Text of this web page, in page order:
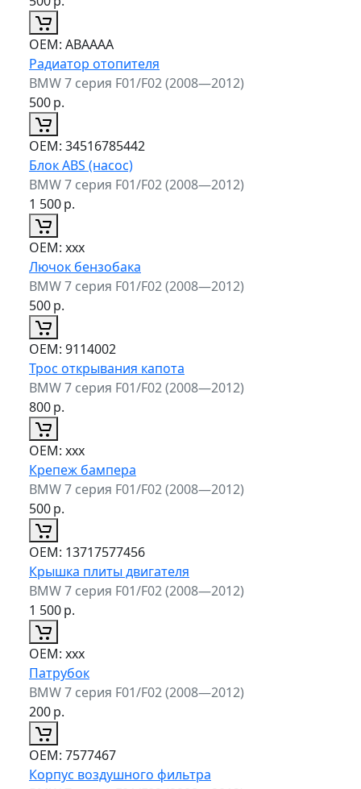
ОЕМ: ABAAAA
Радиатор отопителя
BMW 7 серия F01/F02 (2008—2012)
500р.
ОЕМ: 34516785442
Блок ABS (насос)
BMW 7 серия F01/F02 (2008—2012)
1 500р.
ОЕМ: xxx
Лючок бензобака
BMW 7 серия F01/F02 (2008—2012)
500р.
ОЕМ: 9114002
Трос открывания капота
BMW 7 серия F01/F02 (2008—2012)
800р.
ОЕМ: xxx
Крепеж бампера
BMW 7 серия F01/F02 (2008—2012)
500р.
ОЕМ: 13717577456
Крышка плиты двигателя
BMW 7 серия F01/F02 (2008—2012)
1 500р.
ОЕМ: xxx
Патрубок
BMW 7 серия F01/F02 (2008—2012)
200р.
ОЕМ: 7577467
Корпус воздушного фильтра